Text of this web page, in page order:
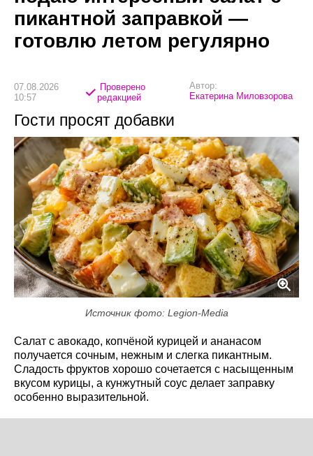
пикантной заправкой —
готовлю летом регулярно
07.08.2026
10:57
Проверено
редакцией
Автор:
Екатерина Миловзорова
Гости просят добавки
Источник фото: Legion-Media
Салат с авокадо, копчёной курицей и ананасом
получается сочным, нежным и слегка пикантным.
Сладость фруктов хорошо сочетается с насыщенным
вкусом курицы, а кунжутный соус делает заправку
особенно выразительной.